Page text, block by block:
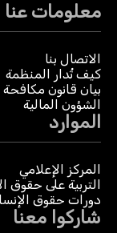
معلومات عنا
الاتصال بنا
كيف تُدار المنظمة
بيان قانون مكافحة
الشؤون المالية
الموارد
المركز الإعلامي
التربية على حقوق
دورات حقوق
شاركوا معنا